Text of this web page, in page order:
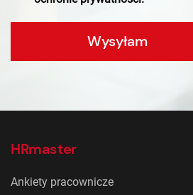
Wysyłam
HRmaster
Ankiety pracownicze